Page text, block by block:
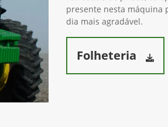
presente nesta máquina
dia mais agradável.
Folheteria